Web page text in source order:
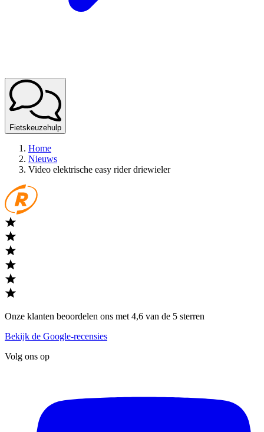
Fietskeuzehulp
Home
Nieuws
Video elektrische easy rider driewieler
Onze klanten beoordelen ons met 4,6 van de 5 sterren
Bekijk de Google-recensies
Volg ons op